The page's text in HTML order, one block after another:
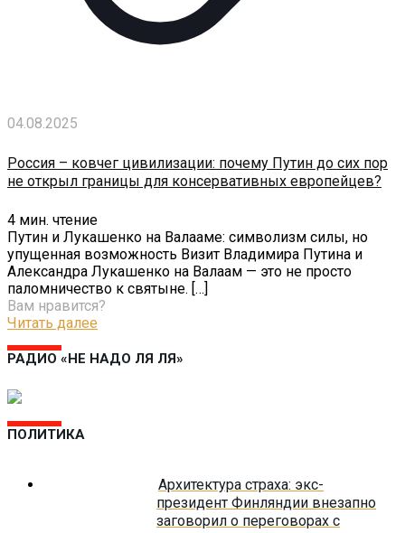
04.08.2025
Россия – ковчег цивилизации: почему Путин до сих пор
не открыл границы для консервативных европейцев?
4 мин. чтение
Путин и Лукашенко на Валааме: символизм силы, но
упущенная возможность Визит Владимира Путина и
Александра Лукашенко на Валаам — это не просто
паломничество к святыне. […]
Вам нравится?
Читать далее
РАДИО «НЕ НАДО ЛЯ ЛЯ»
ПОЛИТИКА
Архитектура страха: экс-
президент Финляндии внезапно
заговорил о переговорах с